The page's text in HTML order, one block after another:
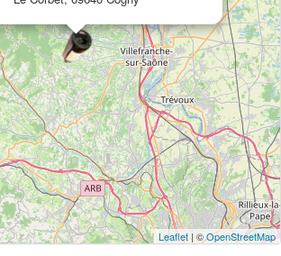
Leaflet| ©OpenStreetMap